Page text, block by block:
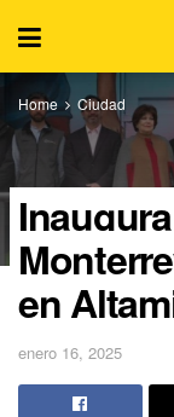
Home Ciudad
en
enero 16, 2025